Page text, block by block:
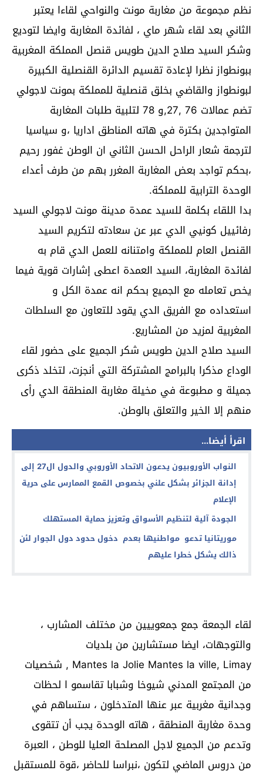
نظم مجموعة من مغاربة مونت والنواحي لقاءا يعتبر
الثاني بعد لقاء شهر ماي ، لفائدة المغاربة وايضا لتوديع
وشكر السيد صلاح الدين طويس قنصل المملكة المغربية
ببونطواز نظرا لإعادة تقسيم الدائرة القنصلية الكبيرة
لبونطواز والقاضي بخلق قنصلية للمملكة بمونت لاجولي
تضم عمالات 76 ,27,و 78 لتلبية طلبات المغاربة
المتواجدين بكترة في هاته المناطق اداريا ،و سياسيا
لترجمة شعار الراحل الحسن الثاني ان الوطن غفور رحيم
،بحكم تواجد بعض المغاربة المغرر بهم من طرف أعداء
الوحدة الترابية للمملكة.
بدا اللقاء بكلمة للسيد عمدة مدينة مونت لاجولي السيد
رفائييل كونيي الدي عبر عن سعادته لتكريم السيد
القنصل العام للمملكة وامتنانه للعمل الدي قام به
لفائدة المغاربة، السيد العمدة اعطى إشارات قوية فيما
يخص تعامله مع الجميع بحكم انه عمدة الكل و
استعداده مع الفريق الدي يقود للتعاون مع السلطات
المغربية لمزيد من المشاريع.
السيد صلاح الدين طويس شكر الجميع على حضور لقاء
الوداع مذكرا بالبرامج المشتركة التي أنجزت، لتخلد ذكرى
جميلة و مطبوعة في مخيلة مغاربة المنطقة الدي رأى
منهم إلا الخير والتعلق بالوطن.
اقرأ أيضا...
النواب الأوروبيون يدعون الاتحاد الأوروبي والدول ال27 إلى
إدانة الجزائر بشكل علني بخصوص القمع الممارس على حرية
الإعلام
الجودة آلية لتنظيم الأسواق وتعزيز حماية المستهلك
موريتانيا تدعو مواطنيها بعدم دخول حدود دول الجوار لئن
ذالك يشكل خطرا عليهم
لقاء الجمعة جمع جمعوييين من مختلف المشارب ،
والتوجهات، ايضا مستشارين من بلديات
Mantes la Jolie Mantes la ville, Limay , شخصيات
من المجتمع المدني شيوخا وشبابا تقاسمو ا لحظات
وجدانية مغربية عبر عنها المتدخلون ، ستساهم في
وحدة مغاربة المنطقة ، هاته الوحدة يجب أن تتقوى
وتدعم من الجميع لاجل المصلحة العليا للوطن ، العبرة
من دروس الماضي لتكون ،نبراسا للحاضر ،قوة للمستقبل